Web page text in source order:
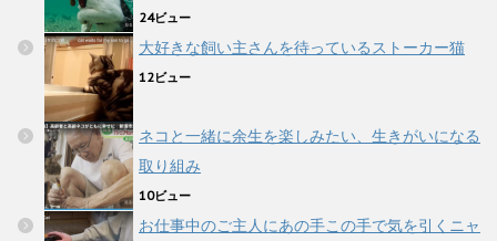
24ビュー
大好きな飼い主さんを待っているストーカー猫
12ビュー
ネコと一緒に余生を楽しみたい、生きがいになる
取り組み
10ビュー
お仕事中のご主人にあの手この手で気を引くニャ